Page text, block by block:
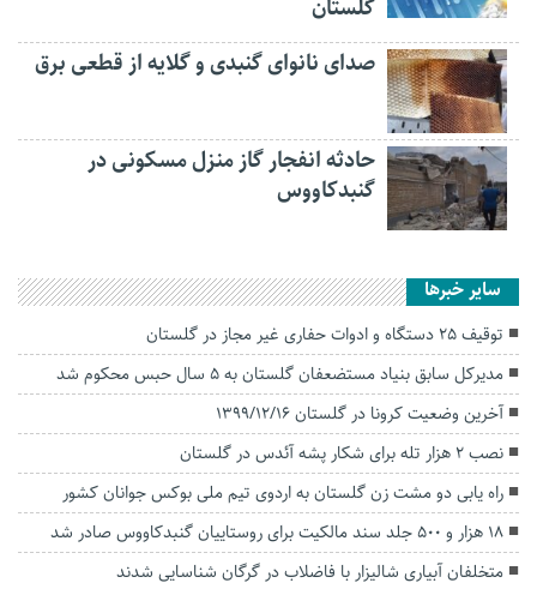
گلستان
صدای نانوای گنبدی و گلایه از قطعی برق
حادثه انفجار گاز منزل مسکونی در
گنبدکاووس
سایر خبرها
توقیف ۲۵ دستگاه و ادوات حفاری غیر مجاز در گلستان
مدیرکل سابق بنیاد مستضعفان گلستان به ۵ سال حبس محکوم شد
آخرین وضعیت کرونا در گلستان 1399/12/16
نصب ۲ هزار تله برای شکار پشه آئدس در گلستان
راه یابی دو مشت زن گلستان به اردوی تیم ملی بوکس جوانان کشور
۱۸ هزار و ۵۰۰ جلد سند مالکیت برای روستاییان گنبدکاووس صادر شد
متخلفان آبیاری شالیزار با فاضلاب در گرگان شناسایی شدند